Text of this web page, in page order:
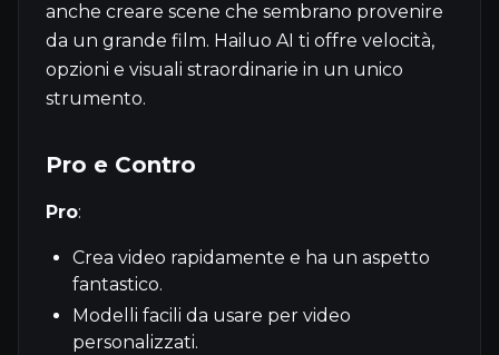
anche creare scene che sembrano provenire
da un grande film. Hailuo AI ti offre velocità,
opzioni e visuali straordinarie in un unico
strumento.
Pro e Contro
Pro:
Crea video rapidamente e ha un aspetto
fantastico.
Modelli facili da usare per video
personalizzati.